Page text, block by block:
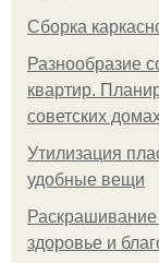
Сборка
Разнообразие
квартир.
советских
Утилизация
удобные вещи
Раскрашивание
здоровье и